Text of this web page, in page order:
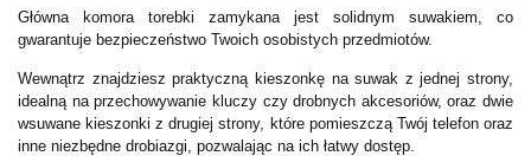
Główna komora torebki zamykana jest solidnym suwakiem, co
gwarantuje bezpieczeństwo Twoich osobistych przedmiotów.
Wewnątrz znajdziesz praktyczną kieszonkę na suwak z jednej strony,
idealną na przechowywanie kluczy czy drobnych akcesoriów, oraz dwie
wsuwane kieszonki z drugiej strony, które pomieszczą Twój telefon oraz
inne niezbędne drobiazgi, pozwalając na ich łatwy dostęp.